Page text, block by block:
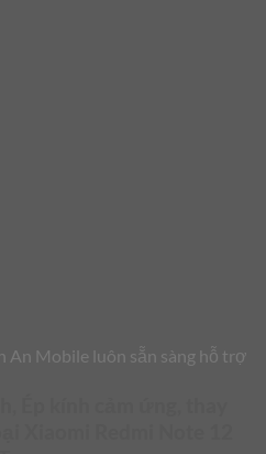
An Mobile luôn sẵn sàng hỗ trợ